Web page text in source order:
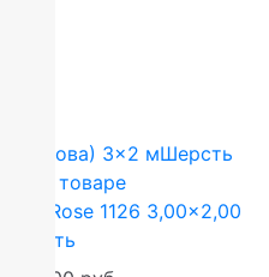
Молдова) 3x2 мШерсть
о товаре
113 Rose 1126 3,00×2,00
шерсть